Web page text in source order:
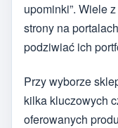
upominki”. Wiele
strony na
podziwiać ich
Przy wyborze
kilka kluczowych
oferowanych